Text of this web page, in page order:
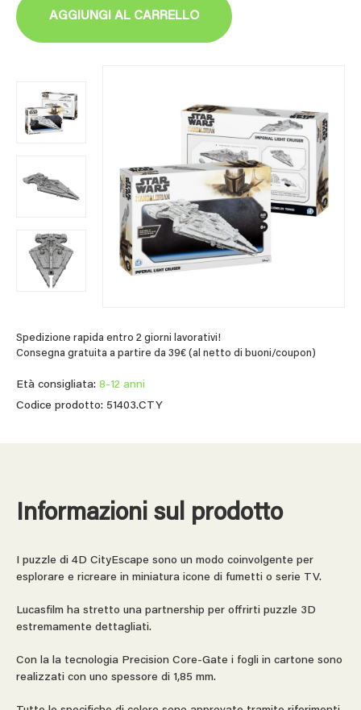
AGGIUNGI AL CARRELLO
Spedizione rapida entro 2 giorni lavorativi!
Consegna gratuita a partire da 39€ (al netto di buoni/coupon)
Età consigliata: 8-12 anni
Codice prodotto: 51403.CTY
Informazioni sul prodotto
I puzzle di 4D CityEscape sono un modo coinvolgente per
esplorare e ricreare in miniatura icone di fumetti o serie TV.
Lucasfilm ha stretto una partnership per offrirti puzzle 3D
estremamente dettagliati.
Con la la tecnologia Precision Core-Gate i fogli in cartone sono
realizzati con uno spessore di 1,85 mm.